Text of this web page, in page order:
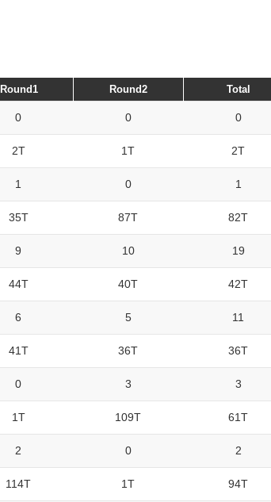
Round1 Round2 Total
0 0 0
2T 1T 2T
1 0 1
35T 87T 82T
9 10 19
44T 40T 42T
6 5 11
41T 36T 36T
0 3 3
1T 109T 61T
2 0 2
114T 1T 94T